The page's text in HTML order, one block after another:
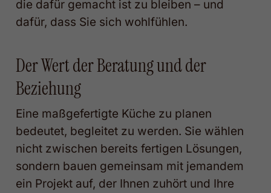
die dafür gemacht ist zu bleiben – und
dafür, dass Sie sich wohlfühlen.
Der Wert der Beratung und der
Beziehung
Eine maßgefertigte Küche zu planen
bedeutet, begleitet zu werden. Sie wählen
nicht zwischen bereits fertigen Lösungen,
sondern bauen gemeinsam mit jemandem
ein Projekt auf, der Ihnen zuhört und Ihre